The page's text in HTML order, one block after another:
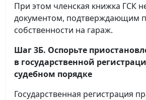
При этом членская книжка ГСК
документом, подтверждающим
собственности на гараж.
Шаг 3Б. Оспорьте
в государственной
судебном порядке
Государственная регистрация